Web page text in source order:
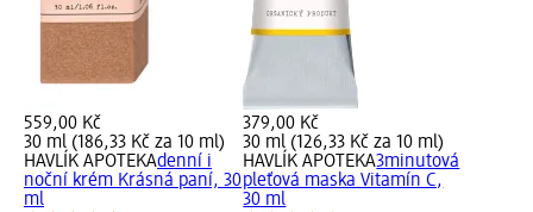
559,00 Kč
30 ml (186,33 Kč za 10 ml)
HAVLÍK APOTEKAdenní i
noční krém Krásná paní, 30
ml
379,00 Kč
30 ml (126,33 Kč za 10 ml)
HAVLÍK APOTEKA3minutová
pleťová maska Vitamín C,
30 ml